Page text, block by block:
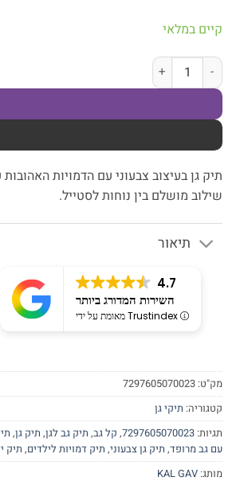
קיים במלאי
כמות של תיק גן נועם Lion King - מבית Kal Gav
תיק גן בעיצוב צבעוני עם הדמויות
שילוב מושלם בין נוחות לסטייל.
תיאור
4.7
השירות המדורג ביותר
מאומת על ידי Trustindex
מק"ט: 7297605070023
קטגוריה: תיקי גן
תגיות: 7297605070023
, קל גב, תיק גב לגן, תיק גן,
עם גב מרופד, תיק גן צבעוני, תיק דמויות לילדים, תיק
מותג: KAL GAV